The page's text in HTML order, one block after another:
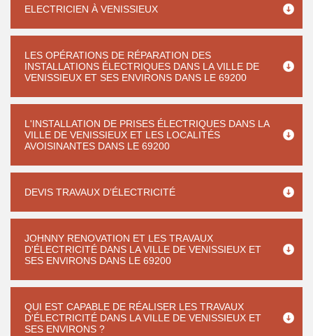
ELECTRICIEN À VENISSIEUX
LES OPÉRATIONS DE RÉPARATION DES
INSTALLATIONS ÉLECTRIQUES DANS LA VILLE DE
VENISSIEUX ET SES ENVIRONS DANS LE 69200
L'INSTALLATION DE PRISES ÉLECTRIQUES DANS LA
VILLE DE VENISSIEUX ET LES LOCALITÉS
AVOISINANTES DANS LE 69200
DEVIS TRAVAUX D’ÉLECTRICITÉ
JOHNNY RENOVATION ET LES TRAVAUX
D'ÉLECTRICITÉ DANS LA VILLE DE VENISSIEUX ET
SES ENVIRONS DANS LE 69200
QUI EST CAPABLE DE RÉALISER LES TRAVAUX
D'ÉLECTRICITÉ DANS LA VILLE DE VENISSIEUX ET
SES ENVIRONS ?